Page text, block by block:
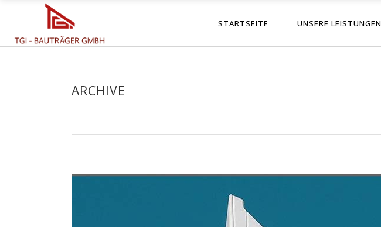
STARTSEITE UNSERE LEISTUNGEN
ARCHIVE